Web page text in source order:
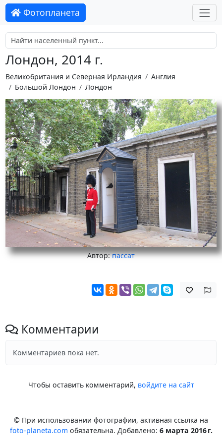
Фотопланета
Лондон, 2014 г.
Великобритания и Северная Ирландия
Англия
Большой Лондон
Лондон
Автор:пассат
Комментарии
Комментариев пока нет.
Чтобы оставить комментарий, войдите на сайт
© При использовании фотографии, активная ссылка на
foto-planeta.com обязательна. Добавлено: 6 марта 2016 г.